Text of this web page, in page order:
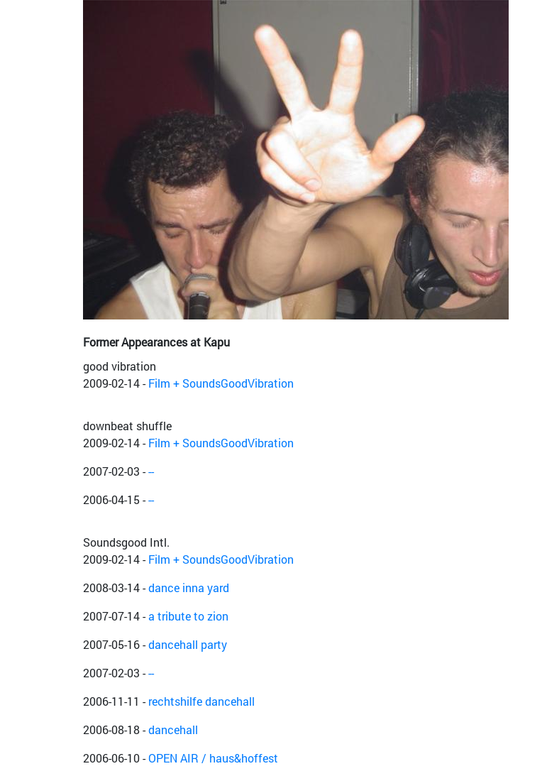
Former Appearances at Kapu
good vibration
2009-02-14-Film + SoundsGoodVibration
downbeat shuffle
2009-02-14-Film + SoundsGoodVibration
2007-02-03 ---
2006-04-15---
Soundsgood Intl.
2009-02-14-Film + SoundsGoodVibration
2008-03-14-dance inna yard
2007-07-14-a tribute to zion
2007-05-16-dancehall party
2007-02-03 ---
2006-11-11 -rechtshilfe dancehall
2006-08-18-dancehall
2006-06-10-OPEN AIR / haus&hoffest